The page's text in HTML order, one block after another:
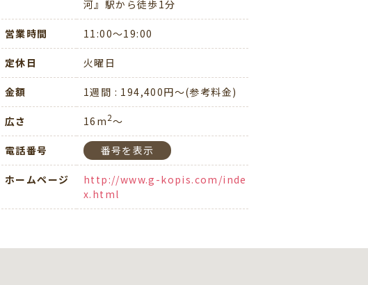
河』駅から徒歩1分
営業時間 11:00〜19:00
定休日 火曜日
金額 1週間 : 194,400円～(参考料金)
広さ 16m2～
電話番号 番号を表示
03-5639-2381
ホームページ
http://www.g-kopis.com/inde
x.html